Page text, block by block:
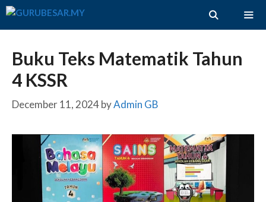
Skip
Buku Teks Matematik Tahun
4 KSSR
December 11, 2024byAdmin GB